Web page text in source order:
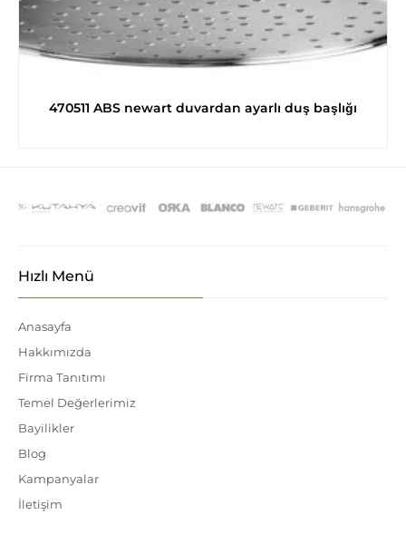
470511 ABS newart duvardan ayarlı duş başlığı
Hızlı Menü
Anasayfa
Hakkımızda
Firma Tanıtımı
Temel Değerlerimiz
Bayilikler
Blog
Kampanyalar
İletişim